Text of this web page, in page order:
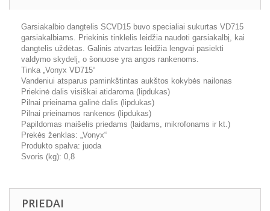
Garsiakalbio dangtelis SCVD15 buvo specialiai sukurtas VD715
garsiakalbiams. Priekinis tinklelis leidžia naudoti garsiakalbį, kai
dangtelis uždėtas. Galinis atvartas leidžia lengvai pasiekti
valdymo skydelį, o šonuose yra angos rankenoms.
Tinka „Vonyx VD715“
Vandeniui atsparus paminkštintas aukštos kokybės nailonas
Priekinė dalis visiškai atidaroma (lipdukas)
Pilnai prieinama galinė dalis (lipdukas)
Pilnai prieinamos rankenos (lipdukas)
Papildomas maišelis priedams (laidams, mikrofonams ir kt.)
Prekės ženklas: „Vonyx“
Produkto spalva: juoda
Svoris (kg): 0,8
PRIEDAI